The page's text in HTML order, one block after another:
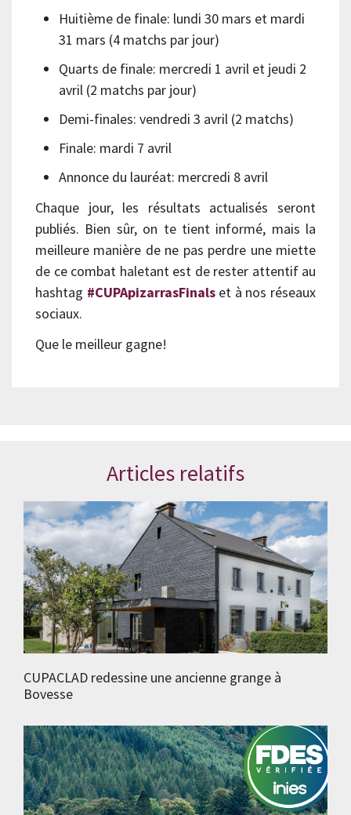
Huitième de finale: lundi 30 mars et mardi
31 mars (4 matchs par jour)
Quarts de finale: mercredi 1 avril et jeudi 2
avril (2 matchs par jour)
Demi-finales: vendredi 3 avril (2 matchs)
Finale: mardi 7 avril
Annonce du lauréat: mercredi 8 avril
Chaque jour, les résultats actualisés seront
publiés. Bien sûr, on te tient informé, mais la
meilleure manière de ne pas perdre une miette
de ce combat haletant est de rester attentif au
hashtag #CUPApizarrasFinalset à nos réseaux
sociaux.
Que le meilleur gagne!
Articles relatifs
CUPACLAD redessine une ancienne grange à
Bovesse